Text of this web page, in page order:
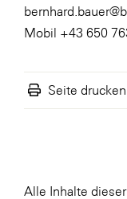
Mobil +43 650
Seite drucken
Alle Inhalte